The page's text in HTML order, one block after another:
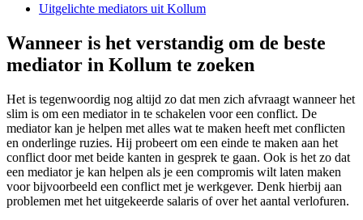
Uitgelichte mediators uit Kollum
Wanneer is het verstandig om de beste
mediator in Kollum te zoeken
Het is tegenwoordig nog altijd zo dat men zich afvraagt wanneer het
slim is om een mediator in te schakelen voor een conflict. De
mediator kan je helpen met alles wat te maken heeft met conflicten
en onderlinge ruzies. Hij probeert om een einde te maken aan het
conflict door met beide kanten in gesprek te gaan. Ook is het zo dat
een mediator je kan helpen als je een compromis wilt laten maken
voor bijvoorbeeld een conflict met je werkgever. Denk hierbij aan
problemen met het uitgekeerde salaris of over het aantal verlofuren.